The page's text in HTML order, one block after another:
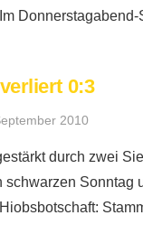
0:3
2010
durch zwei
Sonntag